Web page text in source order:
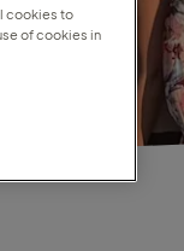
cookies to
of cookies in